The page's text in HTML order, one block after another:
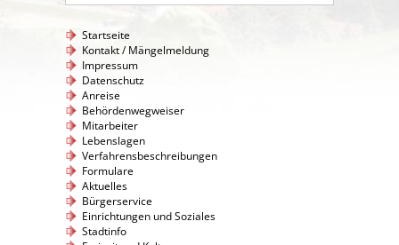
Startseite
Kontakt / Mängelmeldung
Impressum
Datenschutz
Anreise
Behördenwegweiser
Mitarbeiter
Lebenslagen
Verfahrensbeschreibungen
Formulare
Aktuelles
Bürgerservice
Einrichtungen und Soziales
Stadtinfo